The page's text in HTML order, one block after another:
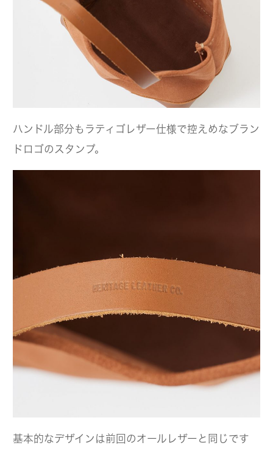
ハンドル部分もラティゴレザー仕様で控えめなブラン
ドロゴのスタンプ。
基本的なデザインは前回のオールレザーと同じです